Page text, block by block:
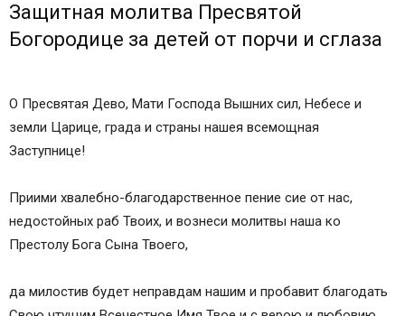
Защитная молитва Пресвятой
Богородице за детей от порчи и сглаза
О Пресвятая Дево, Мати Господа Вышних сил, Небесе и
земли Царице, града и страны нашея всемощная
Заступнице!
Приими хвалебно-благодарственное пение сие от нас,
недостойных раб Твоих, и вознеси молитвы наша ко
Престолу Бога Сына Твоего,
да милостив будет неправдам нашим и пробавит благодать